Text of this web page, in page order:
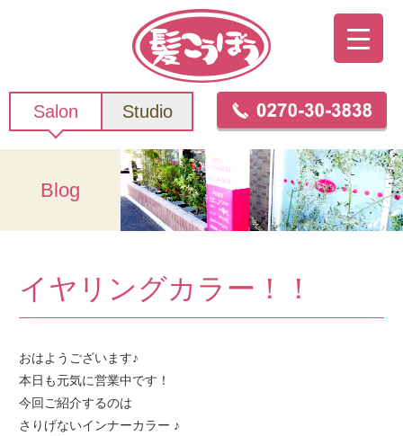
Salon Studio
Blog
イヤリングカラー！！
おはようございます♪
本日も元気に営業中です！
今回ご紹介するのは
さりげないインナーカラー ♪